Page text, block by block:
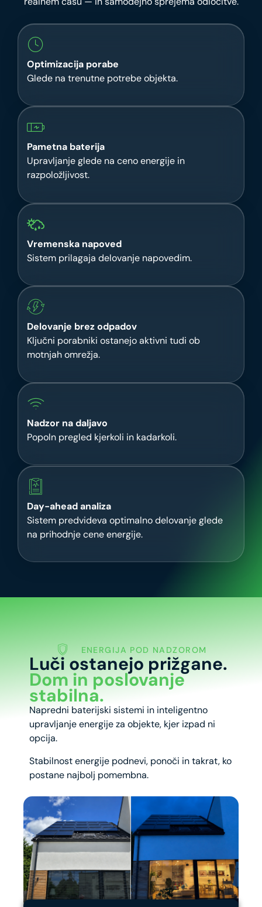
Optimizacija porabe
Glede na trenutne potrebe objekta.
Pametna baterija
Upravljanje glede na ceno energije in
razpoložljivost.
Vremenska napoved
Sistem prilagaja delovanje napovedim.
Delovanje brez odpadov
Ključni porabniki ostanejo aktivni tudi ob
motnjah omrežja.
Nadzor na daljavo
Popoln pregled kjerkoli in kadarkoli.
Day-ahead analiza
Sistem predvideva optimalno delovanje glede
na prihodnje cene energije.
ENERGIJA POD NADZOROM
Luči ostanejo prižgane.
Dom in poslovanje
stabilna.
Napredni baterijski sistemi in inteligentno
upravljanje energije za objekte, kjer izpad ni
opcija.
Stabilnost energije podnevi, ponoči in takrat, ko
postane najbolj pomembna.